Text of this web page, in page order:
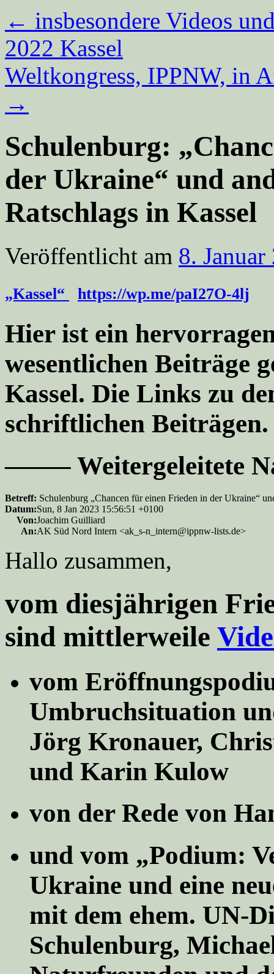
← insbesondere Videos
2022 Kassel
Weltkongress, IPPNW, in
→
Schulenburg:
der Ukraine“ und
Ratschlags in Kassel
Veröffentlicht am 8. Januar
„Kassel“ https://wp.me/paI27O-4lj
Hier ist ein
wesentlichen Beiträge
Kassel. Die Links zu
schriftlichen Beiträgen.
——– Weitergeleitete
Betreff: Schulenburg „Chancen für einen Frieden in der Ukraine“
Datum:Sun, 8 Jan 2023 15:56:51 +0100
Von:Joachim Guilliard
An:AK Süd Nord Intern <ak_s-n_intern@ippnw-lists.de>
Hallo zusammen,
vom diesjährigen
sind mittlerweile
vom
Umbruchsituation
Jörg Kronauer,
und Karin Kulow
von der Rede von
und vom „Podium:
Ukraine und eine
mit dem ehem. UN-
Schulenburg,